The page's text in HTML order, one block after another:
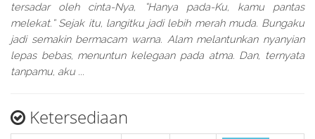
tersadar oleh cinta-Nya, “Hanya pada-Ku, kamu pantas
melekat.” Sejak itu, langitku jadi lebih merah muda. Bungaku
jadi semakin bermacam warna. Alam melantunkan nyanyian
lepas bebas, menuntun kelegaan pada atma. Dan, ternyata
tanpamu, aku ...
Ketersediaan